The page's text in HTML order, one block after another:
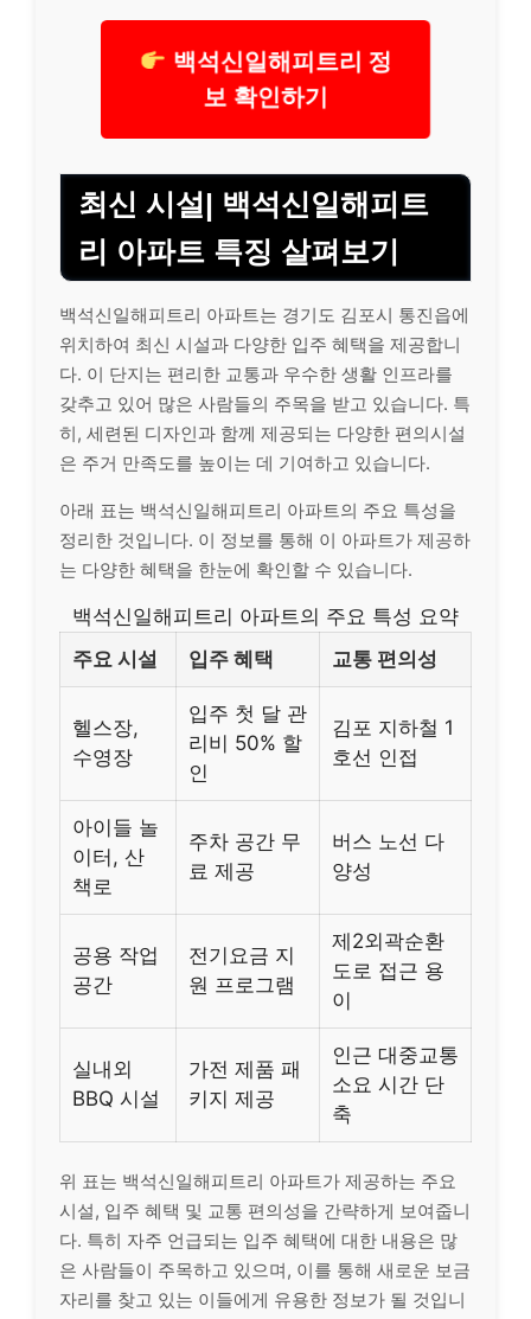
백석신일해피트리 정
보 확인하기
최신 시설| 백석신일해피트
리 아파트 특징 살펴보기
백석신일해피트리 아파트는 경기도 김포시 통진읍에
위치하여 최신 시설과 다양한 입주 혜택을 제공합니
다. 이 단지는 편리한 교통과 우수한 생활 인프라를
갖추고 있어 많은 사람들의 주목을 받고 있습니다. 특
히, 세련된 디자인과 함께 제공되는 다양한 편의시설
은 주거 만족도를 높이는 데 기여하고 있습니다.
아래 표는 백석신일해피트리 아파트의 주요 특성을
정리한 것입니다. 이 정보를 통해 이 아파트가 제공하
는 다양한 혜택을 한눈에 확인할 수 있습니다.
백석신일해피트리 아파트의 주요 특성 요약
주요 시설
입주 혜택 교통 편의성
헬스장,
수영장
입주 첫 달 관
리비 50% 할
인
김포 지하철 1
호선 인접
아이들 놀
이터, 산
책로
주차 공간 무
료 제공
버스 노선 다
양성
공용 작업
공간
전기요금 지
원 프로그램
제2외곽순환
도로 접근 용
이
실내외
BBQ 시설
가전 제품 패
키지 제공
인근 대중교통
소요 시간 단
축
위 표는 백석신일해피트리 아파트가 제공하는 주요
시설, 입주 혜택 및 교통 편의성을 간략하게 보여줍니
다. 특히 자주 언급되는 입주 혜택에 대한 내용은 많
은 사람들이 주목하고 있으며, 이를 통해 새로운 보금
자리를 찾고 있는 이들에게 유용한 정보가 될 것입니